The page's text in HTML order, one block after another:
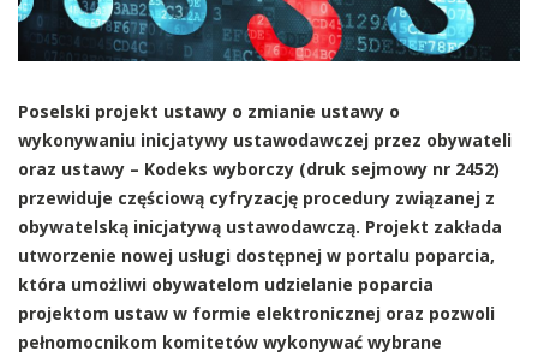
Poselski projekt ustawy o zmianie ustawy o
wykonywaniu inicjatywy ustawodawczej przez obywateli
oraz ustawy – Kodeks wyborczy (druk sejmowy nr 2452)
przewiduje częściową cyfryzację procedury związanej z
obywatelską inicjatywą ustawodawczą. Projekt zakłada
utworzenie nowej usługi dostępnej w portalu poparcia,
która umożliwi obywatelom udzielanie poparcia
projektom ustaw w formie elektronicznej oraz pozwoli
pełnomocnikom komitetów wykonywać wybrane